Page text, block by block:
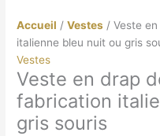
Accueil /Vestes / Veste
italienne bleu nuit ou gris
Vestes
Veste en drap
fabrication
gris souris